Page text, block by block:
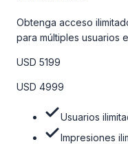
Obtenga acceso
para múltiples usuarios
venta, el soporte post-
opción de actualización
la tabla de precios a
USD 5199
USD 4999
Usuarios
Impresiones